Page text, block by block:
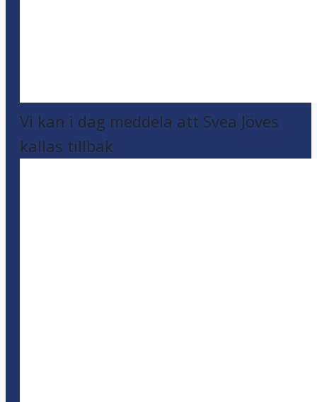
Vi kan i dag meddela att Svea Jöves
kallas tillbak